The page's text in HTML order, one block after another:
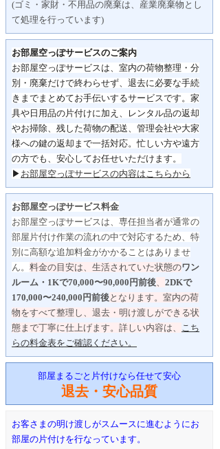
(ゴミ・家財・不用品の廃棄は、産業廃棄物とし
て処理を行っています)
お部屋空っぽサービスのご案内
お部屋空っぽサービスは、室内の荷物整理・分
別・ 廃棄だけで終わらせず、 退去に必要な手続
きまでまとめてお手伝いするサービスです。 家
具や日用品の片付けに加え、レンタル品の返却
やお掃除、 残した荷物の配送、管理会社や大家
様への鍵の返却まで一括対応。忙しい方や遠方
の方でも、安心してお任せいただけます。
▶ お部屋空っぽサービスの内容はこちらから
お部屋空っぽサービス料金
お部屋空っぽサービスは、専任担当者が通常の
部屋片付け作業の流れの中で対応するため、特
別に高額な追加料金がかかることはありませ
ん。 料金の目安は、生活されていた状態のワン
ルーム・1Kで70,000〜90,000円前後
2DKで
170,000〜240,000円前後となります。 室内の荷
物をすべて整理し、退去・明け渡しができる状
態まで丁寧に仕上げます。詳しい内容は、
こち
らの料金表をご確認ください。
部屋まるごと片付けなら任せて安心
退去・安心品質
お客さまの明け渡しがスムースに進むようにお
部屋の片付けを行なっています。